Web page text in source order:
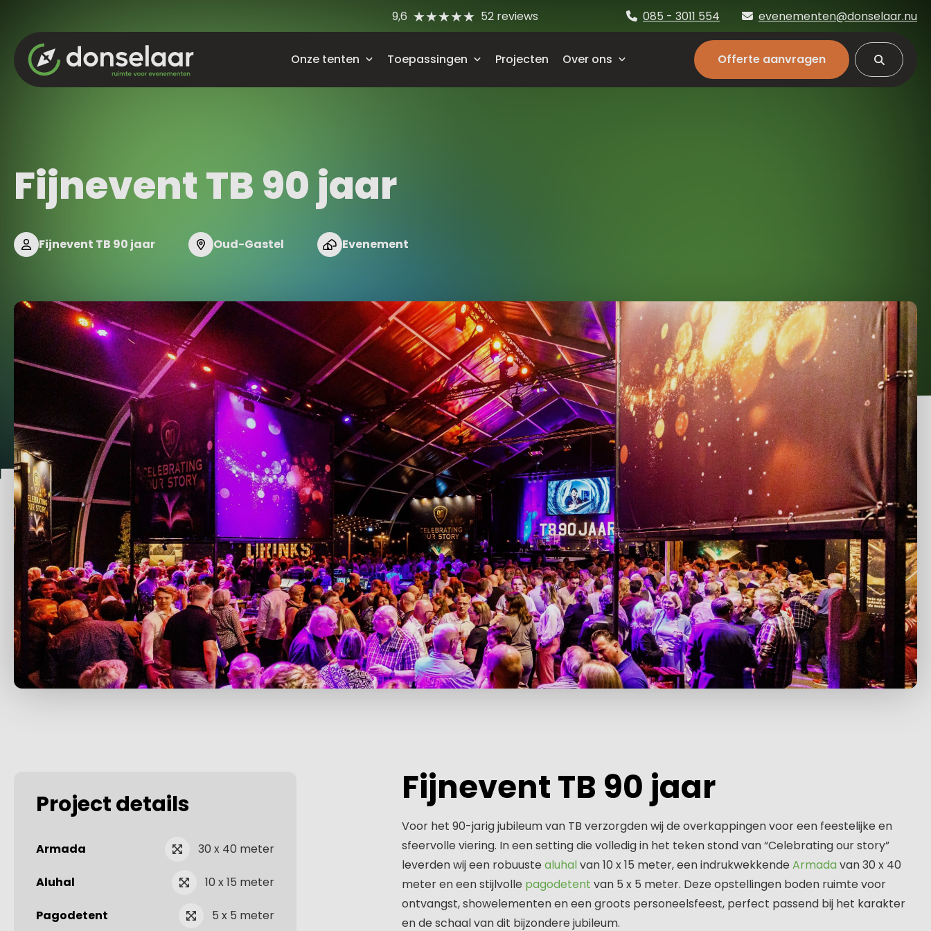
9,6 52 reviews 085 - 3011 554 evenementen@donselaar.nu
Onze tenten
Pagodetent
Jumbo XL-Booghal
Stretchtent
Transparante tent
Toepassingen
Feesttent
Oktoberfest
Projecten Over ons Offerte aanvragen
Fijnevent TB 90 jaar
Fijnevent TB 90 jaar Oud-Gastel Evenement
Project details
Armada 30 x 40 meter
Aluhal 10 x 15 meter
Pagodetent 5 x 5 meter
Fijnevent TB 90 jaar
Voor het 90-jarig jubileum van TB verzorgden wij de overkappingen voor een feestelijke en
sfeervolle viering. In een setting die volledig in het teken stond van “Celebrating our story”
leverden wij een robuuste aluhalvan 10 x 15 meter, een indrukwekkende Armada van 30 x 40
meter en een stijlvolle pagodetent van 5 x 5 meter. Deze opstellingen boden ruimte voor
ontvangst, showelementen en een groots personeelsfeest, perfect passend bij het karakter
en de schaal van dit bijzondere jubileum.